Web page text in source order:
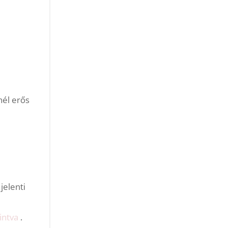
erős
.